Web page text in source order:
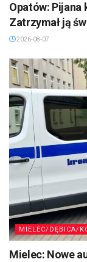
Opatów: Pijana
Zatrzymał ją
2026-08-07
MIELEC/DĘBICA/
Mielec: Nowe